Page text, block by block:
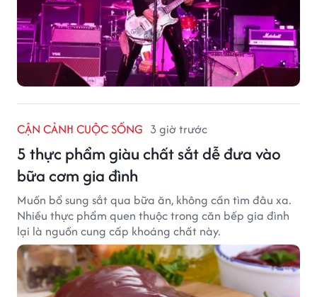
CẬN CẢNH CUỘC SỐNG 3 giờ trước
5 thực phẩm giàu chất sắt dễ đưa vào
bữa cơm gia đình
Muốn bổ sung sắt qua bữa ăn, không cần tìm đâu xa.
Nhiều thực phẩm quen thuộc trong căn bếp gia đình
lại là nguồn cung cấp khoáng chất này.